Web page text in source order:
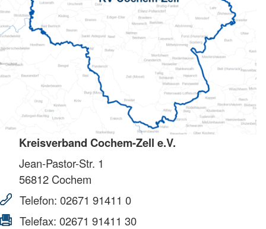
Kreisverband Cochem-Zell e.V.
Jean-Pastor-Str. 1
56812 Cochem
Telefon: 02671 91411 0
Telefax: 02671 91411 30